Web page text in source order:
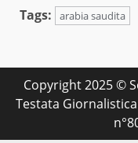
Tags: arabia saudita
Copyright 2025 ©
Testata